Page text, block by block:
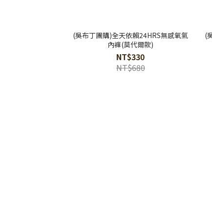
(吳布丁團購)全天依賴24HRS無感氧氣
內褲(莫代爾款)
NT$330
NT$680
(